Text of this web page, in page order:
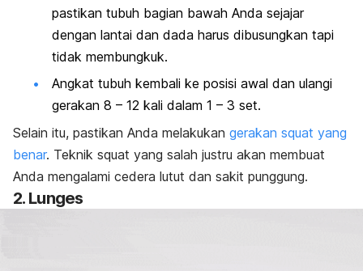
pastikan tubuh bagian bawah Anda sejajar
dengan lantai dan dada harus dibusungkan tapi
tidak membungkuk.
Angkat tubuh kembali ke posisi awal dan ulangi
gerakan 8 – 12 kali dalam 1 – 3 set.
Selain itu, pastikan Anda melakukan gerakan squat yang
benar. Teknik squat yang salah justru akan membuat
Anda mengalami cedera lutut dan sakit punggung.
2. Lunges